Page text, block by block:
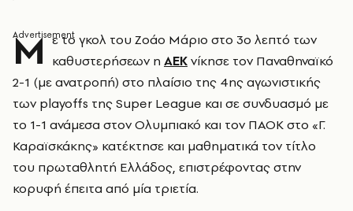
Μ ε το γκολ του Ζοάο Μάριο στο 3ο λεπτό των
καθυστερήσεων η ΑΕΚνίκησε τον Παναθηναϊκό
2-1 (με ανατροπή) στο πλαίσιο της 4ης αγωνιστικής
των playoffs της Super League και σε συνδυασμό με
το 1-1 ανάμεσα στον Ολυμπιακό και τον ΠΑΟΚ στο «Γ.
Καραϊσκάκης» κατέκτησε και μαθηματικά τον τίτλο
του πρωταθλητή Ελλάδος, επιστρέφοντας στην
κορυφή έπειτα από μία τριετία.